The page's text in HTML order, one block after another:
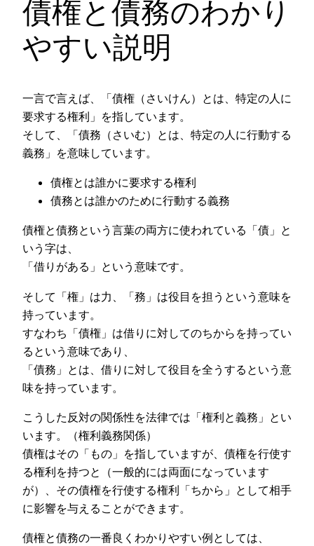
債権と債務のわかり
やすい説明
一言で言えば、
「債権（さいけん）とは、特定の人に
要求する権利」 を指しています。
そして、
「債務（さいむ）とは、特定の人に行動する
義務」 を意味しています。
債権とは誰かに要求する権利
債務とは誰かのために行動する義務
債権と債務という言葉の両方に使われている「債」と
いう字は、
「借りがある」という意味です。
そして「権」は力、「務」は役目を担うという意味を
持っています。
すなわち「債権」は借りに対してのちからを持ってい
るという意味であり、
「債務」とは、借りに対して役目を全うするという意
味を持っています。
こうした反対の関係性を法律では「権利と義務」とい
います。（権利義務関係）
債権はその「もの」を指していますが、債権を行使す
る権利を持つと（一般的には両面になっています
が）、その債権を行使する権利「ちから」として相手
に影響を与えることができます。
債権と債務の一番良くわかりやすい例としては、